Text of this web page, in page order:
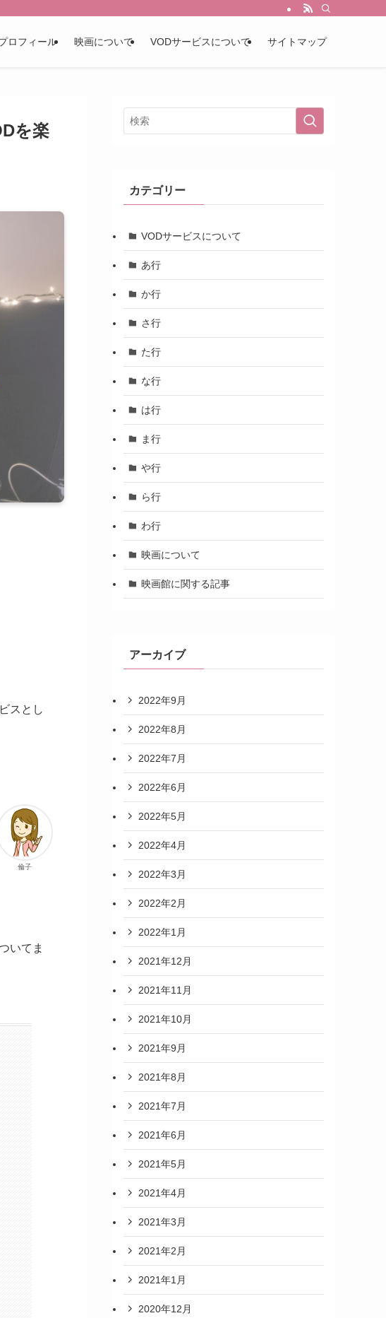
ロフィール 映画について VODサービスについて サイトマップ
を楽
スとし
倫子
いてま
カテゴリー
VODサービスについて
あ行
か行
さ行
た行
な行
は行
ま行
や行
ら行
わ行
映画について
映画館に関する記事
アーカイブ
2022年9月
2022年8月
2022年7月
2022年6月
2022年5月
2022年4月
2022年3月
2022年2月
2022年1月
2021年12月
2021年11月
2021年10月
2021年9月
2021年8月
2021年7月
2021年6月
2021年5月
2021年4月
2021年3月
2021年2月
2021年1月
2020年12月